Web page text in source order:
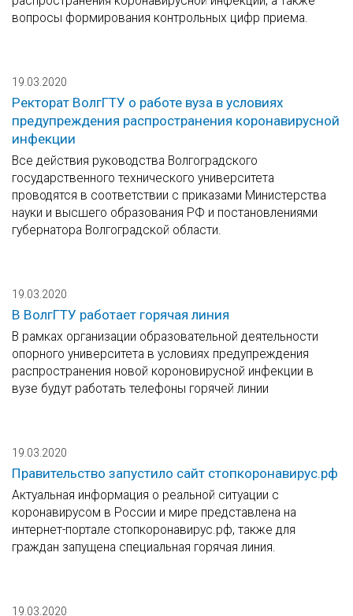
вопросы формирования контрольных цифр приема.
19.03.2020
Ректорат ВолгГТУ о работе вуза в условиях
предупреждения распространения коронавирусной
инфекции
Все действия руководства Волгоградского
государственного технического университета
проводятся в соответствии с приказами Министерства
науки и высшего образования РФ и постановлениями
губернатора Волгоградской области.
19.03.2020
В ВолгГТУ работает горячая линия
В рамках организации образовательной деятельности
опорного университета в условиях предупреждения
распространения новой короновирусной инфекции в
вузе будут работать телефоны горячей линии
19.03.2020
Правительство запустило сайт стопкоронавирус.рф
Актуальная информация о реальной ситуации с
коронавирусом в России и мире представлена на
интернет-портале стопкоронавирус.рф, также для
граждан запущена специальная горячая линия.
19.03.2020